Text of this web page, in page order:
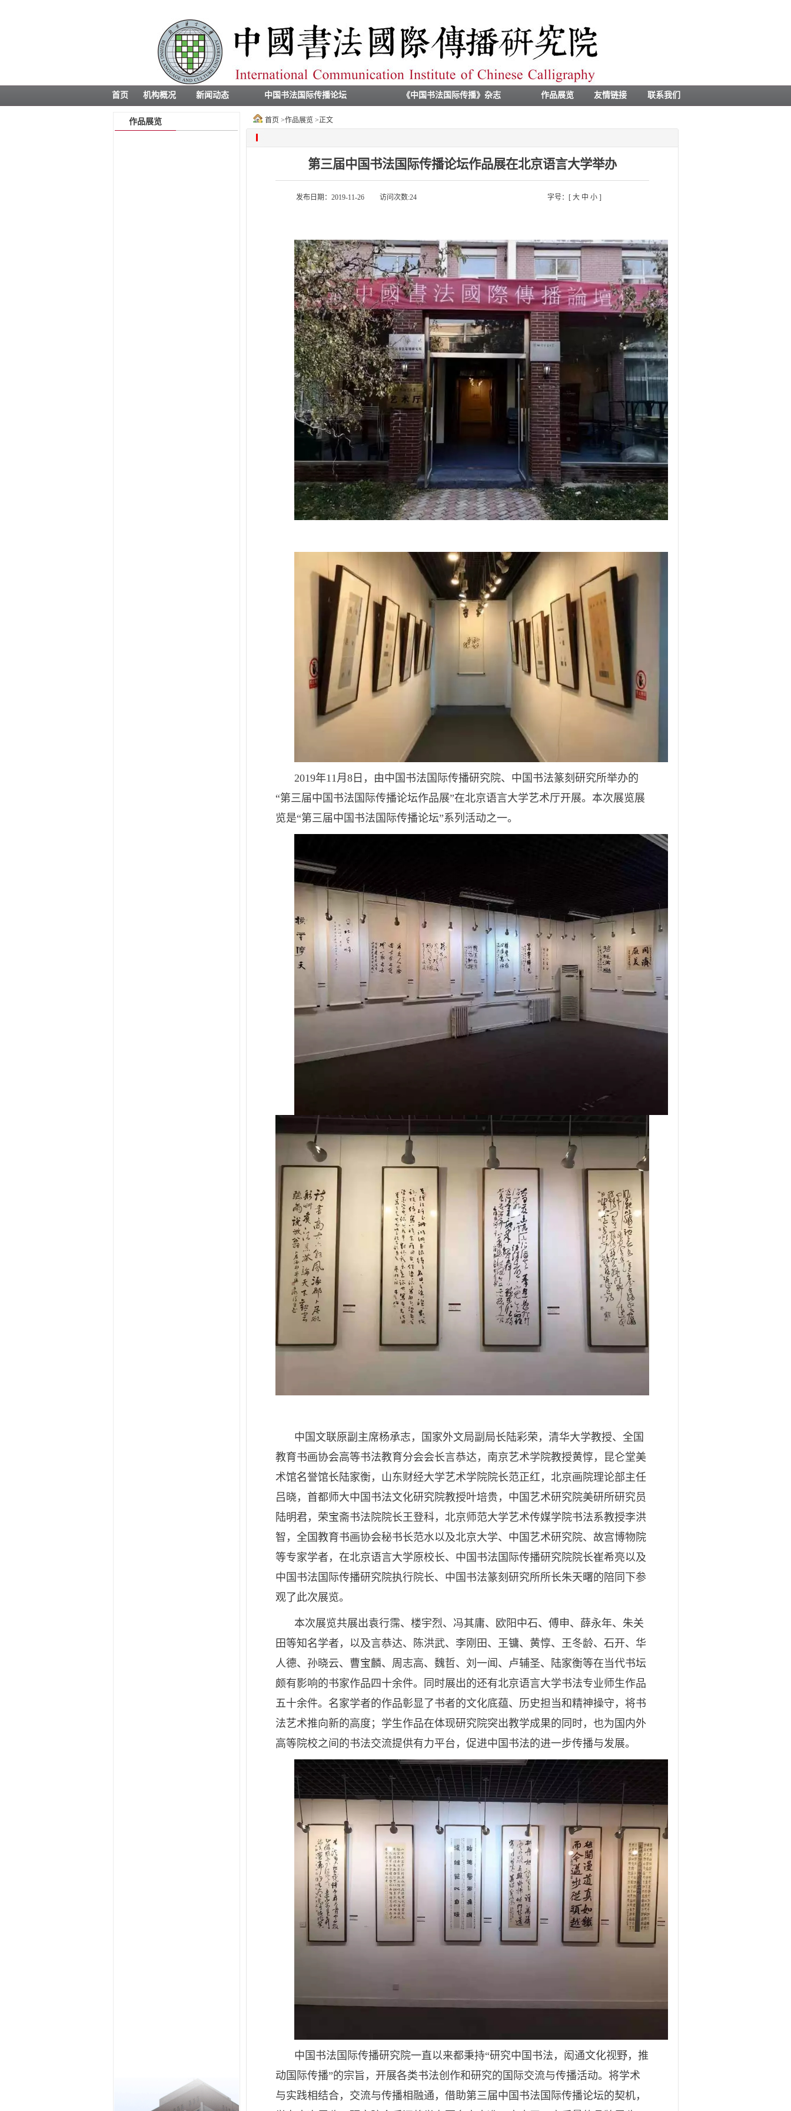
首页 机构概况 新闻动态 中国书法国际传播论坛 《中国书法国际传播》杂志 作品展览 友情链接 联系我们
作品展览 首页 >作品展览>正文
第三届中国书法国际传播论坛作品展在北京语言大学举办
发布日期：2019-11-26 访问次数:24 字号：[ 大 中 小]
2019年11月 8日，由中国书法国际传播研究院、中国书法篆刻研究所举办的
“第三届中国书法国际传播论坛作品展”在北京语言大学艺术厅开展。本次展览展
览是“第三届中国书法国际传播论坛”系列活动之一。
中国文联原副主席杨承志，国家外文局副局长陆彩荣，清华大学教授、全国
教育书画协会高等书法教育分会会长言恭达，南京艺术学院教授黄惇，昆仑堂美
术馆名誉馆长陆家衡，山东财经大学艺术学院院长范正红，北京画院理论部主任
吕晓，首都师大中国书法文化研究院教授叶培贵，中国艺术研究院美研所研究员
陆明君，荣宝斋书法院院长王登科，北京师范大学艺术传媒学院书法系教授李洪
智，全国教育书画协会秘书长范水以及北京大学、中国艺术研究院、故宫博物院
等专家学者，在北京语言大学原校长、中国书法国际传播研究院院长崔希亮以及
中国书法国际传播研究院执行院长、中国书法篆刻研究所所长朱天曙的陪同下参
观了此次展览。
本次展览共展出袁行霈、楼宇烈、冯其庸、欧阳中石、傅申、薛永年、朱关
田等知名学者，以及言恭达、陈洪武、李刚田、王镛、黄惇、王冬龄、石开、华
人德、孙晓云、曹宝麟、周志高、魏哲、刘一闻、卢辅圣、陆家衡等在当代书坛
颇有影响的书家作品四十余件。同时展出的还有北京语言大学书法专业师生作品
五十余件。名家学者的作品彰显了书者的文化底蕴、历史担当和精神操守，将书
法艺术推向新的高度；学生作品在体现研究院突出教学成果的同时，也为国内外
高等院校之间的书法交流提供有力平台，促进中国书法的进一步传播与发展。
中国书法国际传播研究院一直以来都秉持“研究中国书法，闳通文化视野，推
动国际传播”的宗旨，开展各类书法创作和研究的国际交流与传播活动。将学术
与实践相结合，交流与传播相融通，借助第三届中国书法国际传播论坛的契机，